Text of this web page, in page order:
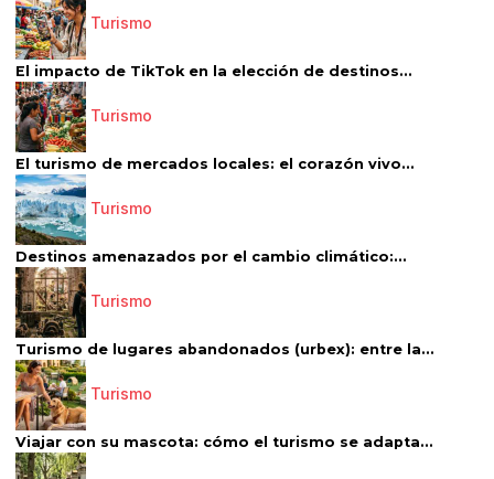
Turismo
El impacto de TikTok en la elección de destinos...
Turismo
El turismo de mercados locales: el corazón vivo...
Turismo
Destinos amenazados por el cambio climático:...
Turismo
Turismo de lugares abandonados (urbex): entre la...
Turismo
Viajar con su mascota: cómo el turismo se adapta...